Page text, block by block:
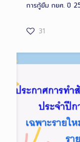
การกู้ยืม กยศ. ปี
31